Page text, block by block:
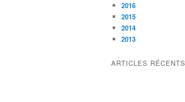
2016
2015
2014
2013
ARTICLES RÉCENTS